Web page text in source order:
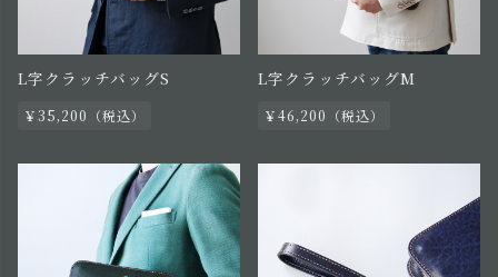
L字クラッチバッグS
￥35,200（税込）
L字クラッチバッグM
￥46,200（税込）